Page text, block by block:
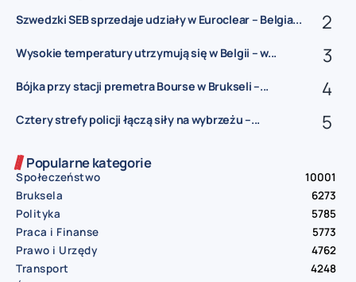
Szwedzki SEB sprzedaje udziały w Euroclear – Belgia...
Wysokie temperatury utrzymują się w Belgii – w...
Bójka przy stacji premetra Bourse w Brukseli –...
Cztery strefy policji łączą siły na wybrzeżu –...
Popularne kategorie
Społeczeństwo
10001
Bruksela
6273
Polityka
5785
Praca i Finanse
5773
Prawo i Urzędy
4762
Transport
4248